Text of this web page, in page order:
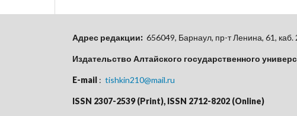
Адрес редакции: 656049, Барнаул, пр-т Ленина, 61, каб.
Издательство Алтайского государственного
E-mail : tishkin210@mail.ru
ISSN 2307-2539 (Print), ISSN 2712-8202 (Online)